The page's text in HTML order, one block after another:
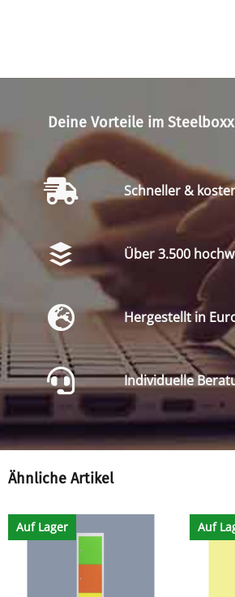
Deine Vorteile im
Schneller &
Über 3.500
Hergestellt in
Individuelle
Ähnliche Artikel
Auf Lager Auf